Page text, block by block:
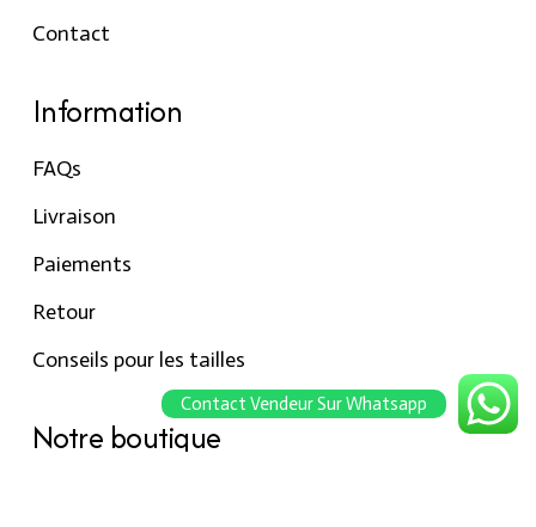
Contact
Information
FAQs
Livraison
Paiements
Retour
Conseils pour les tailles
Notre boutique
Contact Vendeur Sur Whatsapp